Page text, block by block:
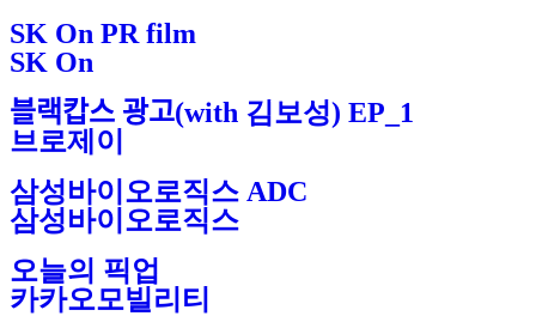
SK On PR film
SK On
블랙캅스 광고(with 김보성) EP_1
브로제이
삼성바이오로직스 ADC
삼성바이오로직스
오늘의 픽업
카카오모빌리티